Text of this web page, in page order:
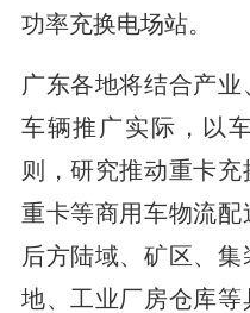
功率充换电场站。
广东各地将结合产业
车辆推广实际，以
则，研究推动重卡
重卡等商用车物流
后方陆域、矿区、
地、工业厂房仓库